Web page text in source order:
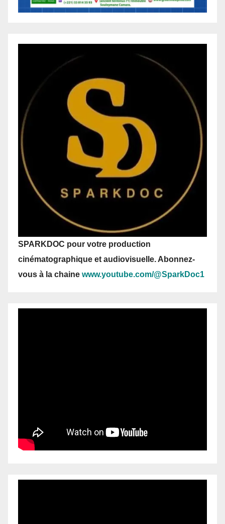
SPARKDOC pour votre production
cinématographique et audiovisuelle. Abonnez-
vous à la chaine www.youtube.com/@SparkDoc1